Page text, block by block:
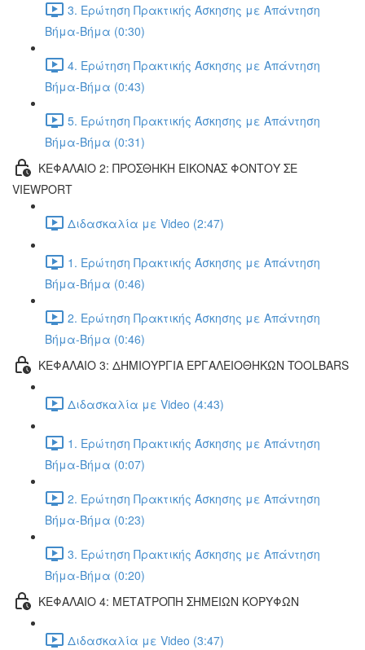
3. Ερώτηση Πρακτικής Άσκησης με Απάντηση
Βήμα-Βήμα (0:30)
4. Ερώτηση Πρακτικής Άσκησης με Απάντηση
Βήμα-Βήμα (0:43)
5. Ερώτηση Πρακτικής Άσκησης με Απάντηση
Βήμα-Βήμα (0:31)
ΚΕΦΑΛΑΙΟ 2: ΠΡΟΣΘΗΚΗ ΕΙΚΟΝΑΣ ΦΟΝΤΟΥ ΣΕ
VIEWPORT
Διδασκαλία με Video (2:47)
1. Ερώτηση Πρακτικής Άσκησης με Απάντηση
Βήμα-Βήμα (0:46)
2. Ερώτηση Πρακτικής Άσκησης με Απάντηση
Βήμα-Βήμα (0:46)
ΚΕΦΑΛΑΙΟ 3: ΔΗΜΙΟΥΡΓΙΑ ΕΡΓΑΛΕΙΟΘΗΚΩΝ TOOLBARS
Διδασκαλία με Video (4:43)
1. Ερώτηση Πρακτικής Άσκησης με Απάντηση
Βήμα-Βήμα (0:07)
2. Ερώτηση Πρακτικής Άσκησης με Απάντηση
Βήμα-Βήμα (0:23)
3. Ερώτηση Πρακτικής Άσκησης με Απάντηση
Βήμα-Βήμα (0:20)
ΚΕΦΑΛΑΙΟ 4: ΜΕΤΑΤΡΟΠΗ ΣΗΜΕΙΩΝ ΚΟΡΥΦΩΝ
Διδασκαλία με Video (3:47)